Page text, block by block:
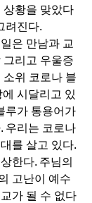
상황을 맞았다
려진다.
은 만남과 교
리고 우울증
위 코로나 블
시달리고 있
루가 통용어가
우리는 코로나
를 살고 있다.
한다. 주님의
고난이 예수
가 될 수 없다